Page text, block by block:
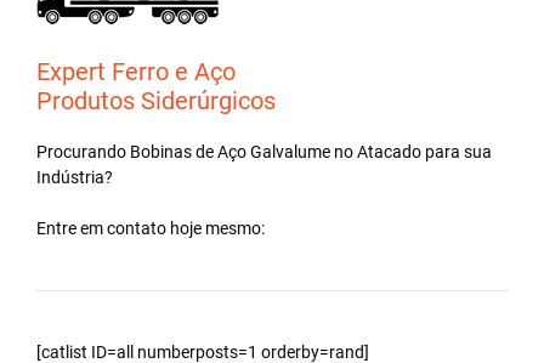
Expert Ferro e Aço
Produtos Siderúrgicos
Procurando Bobinas deAço Galvalume noAtacado para sua
Indústria?
Entre em contato hoje mesmo:
[catlist ID=all numberposts=1 orderby=rand]